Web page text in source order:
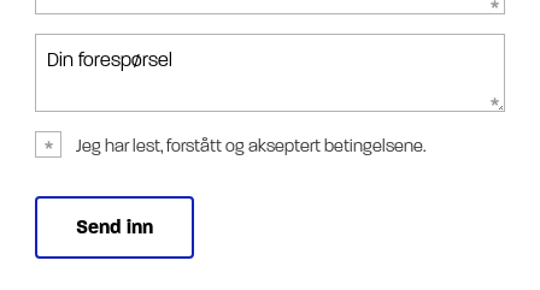
Din forespørsel
Jeg har lest, forstått og akseptert betingelsene.